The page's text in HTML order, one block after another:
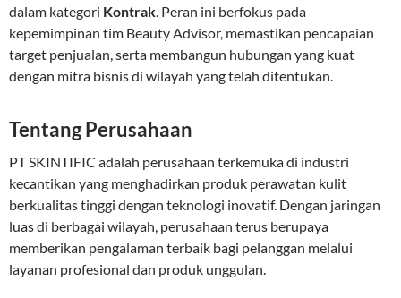
dalam kategori Kontrak. Peran ini berfokus pada
kepemimpinan tim Beauty Advisor, memastikan pencapaian
target penjualan, serta membangun hubungan yang kuat
dengan mitra bisnis di wilayah yang telah ditentukan.
Tentang Perusahaan
PT SKINTIFIC adalah perusahaan terkemuka di industri
kecantikan yang menghadirkan produk perawatan kulit
berkualitas tinggi dengan teknologi inovatif. Dengan jaringan
luas di berbagai wilayah, perusahaan terus berupaya
memberikan pengalaman terbaik bagi pelanggan melalui
layanan profesional dan produk unggulan.